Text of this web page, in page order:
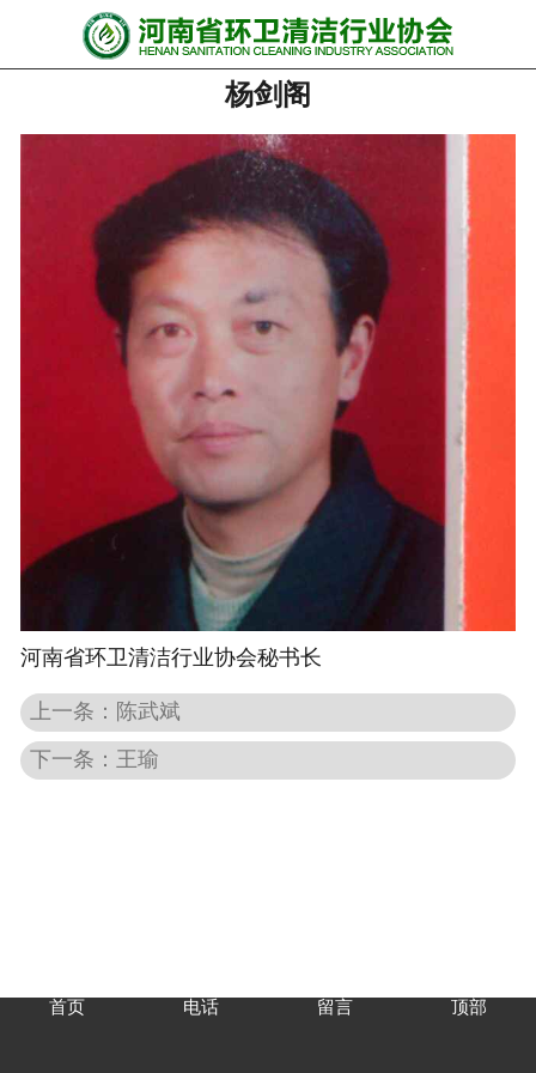
网站首页
会员风采
******培训
政策法规
关于协会
联系我们
杨剑阁
河南省环卫清洁行业协会秘书长
上一条：陈武斌
下一条：王瑜
首页 电话 留言 顶部